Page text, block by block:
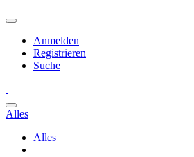
Anmelden
Registrieren
Suche
Alles
Alles